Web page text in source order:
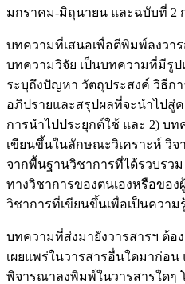
มกราคม-มิถุนายน และฉบับที่ 2
บทความที่เสนอเพื่อตีพิมพ์ลงวาร
บทความวิจัย เป็นบทความที่มีรู
ระบุถึงปัญหา วัตถุประสงค์ วิธีก
อภิปรายและสรุปผลที่จะนำไปสู่
การนำไปประยุกต์ใช้ และ 2) บ
เขียนขึ้นในลักษณะวิเคราะห์ วิ
จากพื้นฐานวิชาการที่ได้รวบรวม
ทางวิชาการของตนเองหรือขอ
วิชาการที่เขียนขึ้นเพื่อเป็นควา
บทความที่ส่งมายังวารสารฯ ต้อ
เผยแพร่ในวารสารอื่นใดมาก่อน
พิจารณาลงพิมพ์ในวารสารใดๆ